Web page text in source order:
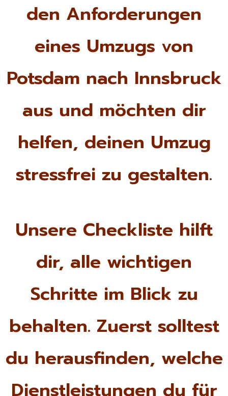
den Anforderungen
eines Umzugs von
Potsdam nach Innsbruck
aus und möchten dir
helfen, deinen Umzug
stressfrei zu gestalten.
Unsere Checkliste hilft
dir, alle wichtigen
Schritte im Blick zu
behalten. Zuerst solltest
du herausfinden, welche
Dienstleistungen du für